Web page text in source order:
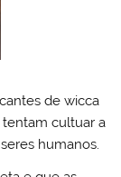
de wicca
tentam cultuar a
humanos.